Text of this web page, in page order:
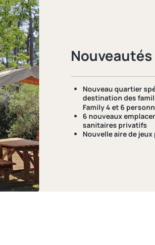
Nouveautés
Nouveau quartier
destination des
Family 4 et 6
6 nouveaux
sanitaires privatifs
Nouvelleaire de